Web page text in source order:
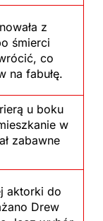
z
śmierci
co
na fabułę.
u boku
w
zabawne
aktorki do
Drew